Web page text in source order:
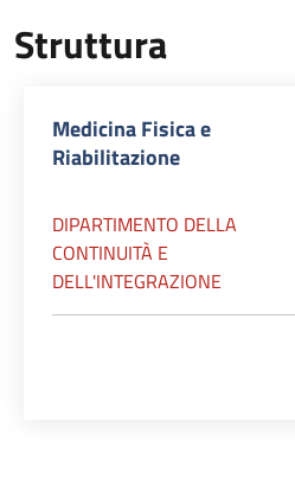
Struttura
Medicina Fisica e
Riabilitazione
DIPARTIMENTO DELLA
CONTINUITÀ E
DELL'INTEGRAZIONE